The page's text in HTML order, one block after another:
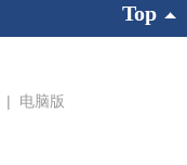
Top
| 电脑版